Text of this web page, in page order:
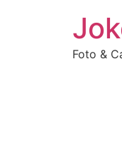
Foto &